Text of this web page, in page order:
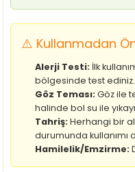
⚠️ Kullanmadan
Alerji Testi: İlk
bölgesinde test ediniz.
Göz Teması: Göz ile
halinde bol su ile
Tahriş: Herhangi bir
durumunda kullanımı
Hamilelik/Emzirme: